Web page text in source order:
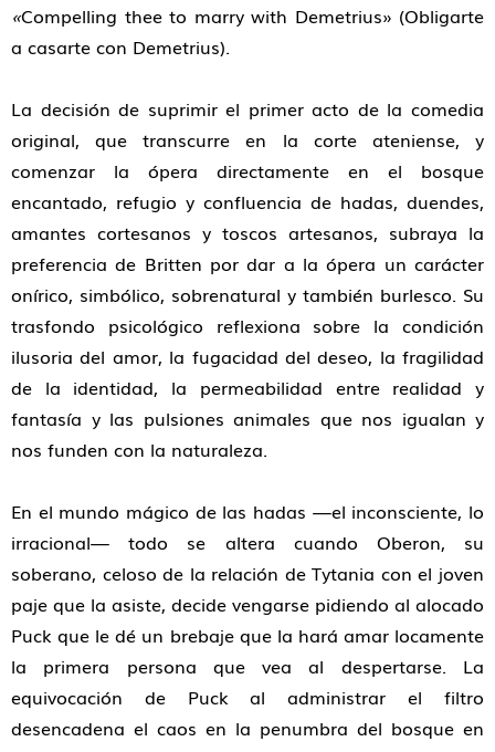
«Compelling thee to marry with Demetrius» (Obligarte
a casarte con Demetrius).
La decisión de suprimir el primer acto de la comedia
original, que transcurre en la corte ateniense, y
comenzar la ópera directamente en el bosque
encantado, refugio y confluencia de hadas, duendes,
amantes cortesanos y toscos artesanos, subraya la
preferencia de Britten por dar a la ópera un carácter
onírico, simbólico, sobrenatural y también burlesco. Su
trasfondo psicológico reflexiona sobre la condición
ilusoria del amor, la fugacidad del deseo, la fragilidad
de la identidad, la permeabilidad entre realidad y
fantasía y las pulsiones animales que nos igualan y
nos funden con la naturaleza.
En el mundo mágico de las hadas —el inconsciente, lo
irracional— todo se altera cuando Oberon, su
soberano, celoso de la relación de Tytania con el joven
paje que la asiste, decide vengarse pidiendo al alocado
Puck que le dé un brebaje que la hará amar locamente
la primera persona que vea al despertarse. La
equivocación de Puck al administrar el filtro
desencadena el caos en la penumbra del bosque en